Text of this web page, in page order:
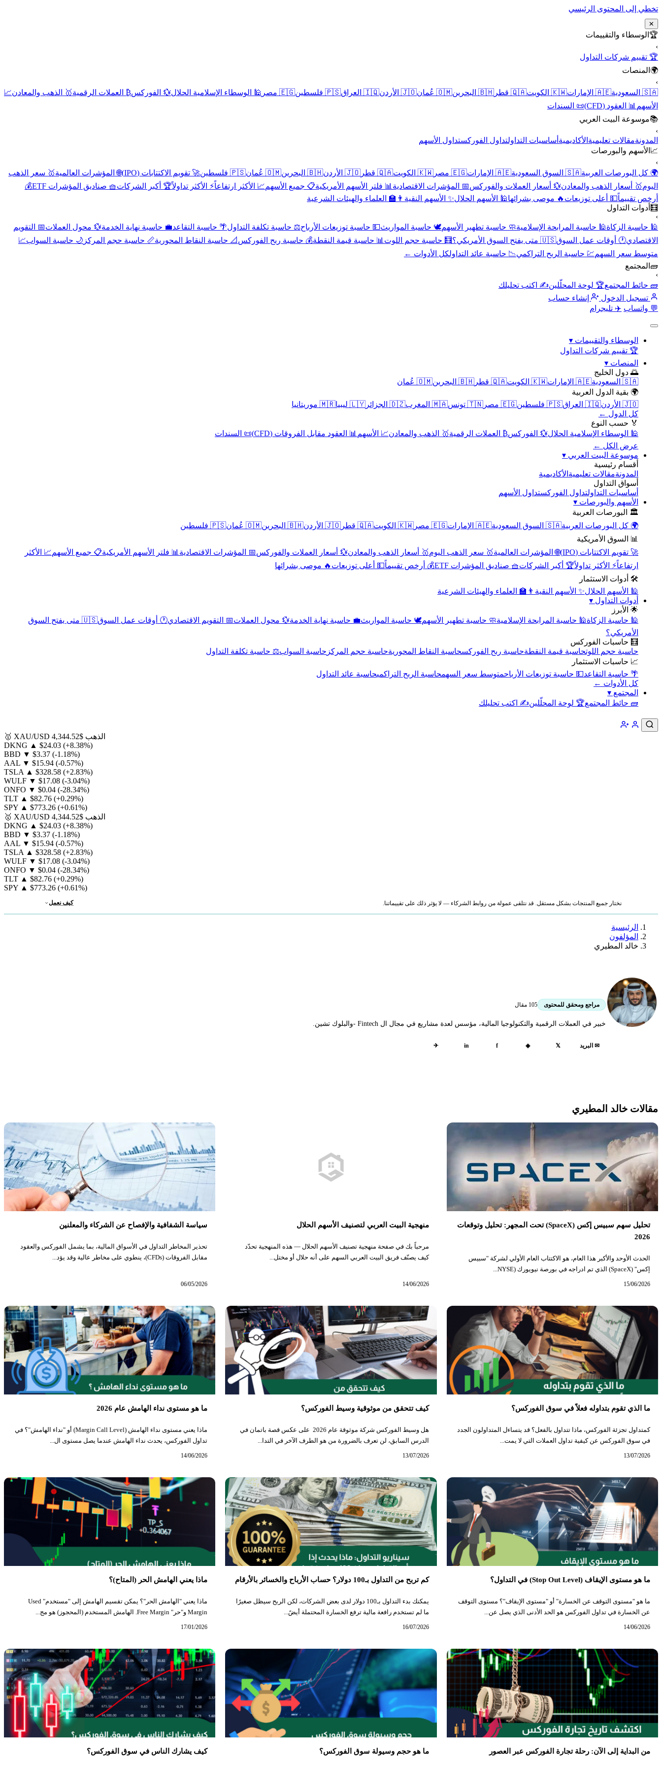
تخطي إلى المحتوى الرئيسي
✕
🏆 الوسطاء والتقييمات
›
🏆 تقييم شركات التداول
🌍 المنصات
›
🇸🇦 السعودية
🇦🇪 الإمارات 🇰🇼 الكويت 🇶🇦 قطر 🇧🇭 البحرين 🇴🇲 عُمان 🇯🇴 الأردن 🇮🇶 العراق 🇵🇸 فلسطين 🇪🇬 مصر 🕌 الوسطاء الإسلامية الحلال💱 الفوركس₿ العملات الرقمية🥇 الذهب والمعادن📈
الأسهم 📊 العقود (CFD)
📜 السندات
📚موسوعة البيت العربي
›
المدونةمقالات تعليمية الأكاديمية أساسيات التداولتداول الفوركستداول الأسهم
📈 الأسهم والبورصات
›
🌍 كل البورصات العربية🇸🇦 السوق السعودية 🇦🇪 الإمارات 🇪🇬 مصر 🇰🇼 الكويت 🇶🇦 قطر 🇯🇴 الأردن 🇧🇭 البحرين 🇴🇲 عُمان 🇵🇸 فلسطين 🚀 تقويم الاكتتابات (IPO) 🌐 المؤشرات العالمية🥇 سعر الذهب
اليوم🥇 أسعار الذهب والمعادن💱 أسعار العملات والفوركس📅 المؤشرات الاقتصادية 📊 فلتر الأسهم الأمريكية📋 جميع الأسهم📈 الأكثر ارتفاعاً⚡ الأكثر تداولاً🏆 أكبر الشركات🧺 صناديق المؤشرات ETF
💰
أرخص تقييماً💵 أعلى توزيعات 🔥 موصى بشرائها🕌 الأسهم الحلال✨ الأسهم النقية 👨‍🏫 العلماء والهيئات الشرعية
🧮 أدوات التداول
›
🕌 حاسبة الزكاة🕌 حاسبة المرابحة الإسلامية🧼 حاسبة تطهير الأسهم🕊️ حاسبة المواريث💵 حاسبة توزيعات الأرباح⚖️ حاسبة تكلفة التداول🌴 حاسبة التقاعد💼 حاسبة نهاية الخدمة💱 محول العملات📅 التقويم
الاقتصادي🕐 أوقات عمل السوق🇺🇸 متى يفتح السوق الأمريكي؟ 🧮 حاسبة حجم اللوت 📊 حاسبة قيمة النقطة💰 حاسبة ربح الفوركس 📐 حاسبة النقاط المحورية📏 حاسبة حجم المركز 🌙 حاسبة السواب📈
متوسط سعر السهم💹 حاسبة الربح التراكمي📉 حاسبة عائد التداولكل الأدوات ←
🧱 المجتمع
›
🧱 حائط المجتمع🏆 لوحة المحلّلين✍️ اكتب تحليلك
تسجيل الدخول
إنشاء حساب
💬 واتساب ✈️ تليجرام
الوسطاء والتقييمات ▾
🏆 تقييم شركات التداول
المنصات ▾
🌅 دول الخليج
🇸🇦 السعودية
🇦🇪 الإمارات 🇰🇼 الكويت 🇶🇦 قطر 🇧🇭 البحرين
🇴🇲 عُمان
🌍 بقية الدول العربية
🇯🇴 الأردن
🇮🇶 العراق 🇵🇸 فلسطين 🇪🇬 مصر 🇹🇳 تونس 🇲🇦 المغرب 🇩🇿 الجزائر 🇱🇾 ليبيا
🇲🇷 موريتانيا
كل الدول ←
🏅 حسب النوع
🕌 الوسطاء الإسلامية الحلال💱 الفوركس₿ العملات الرقمية🥇 الذهب والمعادن📈 الأسهم 📊 العقود مقابل الفروقات (CFD)
📜 السندات
عرض الكل ←
موسوعة البيت العربي ▾
أقسام رئيسية
المدونةمقالات تعليمية الأكاديمية
أسواق التداول
أساسيات التداولتداول الفوركستداول الأسهم
الأسهم والبورصات ▾
🏛️ البورصات العربية
🌍 كل البورصات العربية🇸🇦 السوق السعودية 🇦🇪 الإمارات 🇪🇬 مصر 🇰🇼 الكويت 🇶🇦 قطر 🇯🇴 الأردن 🇧🇭 البحرين 🇴🇲 عُمان
🇵🇸 فلسطين
📊 السوق الأمريكية
🚀 تقويم الاكتتابات (IPO)
🌐 المؤشرات العالمية🥇 سعر الذهب اليوم🥇 أسعار الذهب والمعادن💱 أسعار العملات والفوركس📅 المؤشرات الاقتصادية 📊 فلتر الأسهم الأمريكية📋 جميع الأسهم📈 الأكثر
ارتفاعاً⚡ الأكثر تداولاً🏆 أكبر الشركات🧺 صناديق المؤشرات ETF 💰 أرخص تقييماً💵 أعلى توزيعات 🔥 موصى بشرائها
🛠️ أدوات الاستثمار
🕌 الأسهم الحلال✨ الأسهم النقية 👨‍🏫 العلماء والهيئات الشرعية
أدوات التداول ▾
🌟 الأبرز
🕌 حاسبة الزكاة🕌 حاسبة المرابحة الإسلامية🧼 حاسبة تطهير الأسهم🕊️ حاسبة المواريث💼 حاسبة نهاية الخدمة💱 محول العملات📅 التقويم الاقتصادي🕐 أوقات عمل السوق
🇺🇸 متى يفتح السوق
الأمريكي؟
🧮 حاسبات الفوركس
حاسبة حجم اللوتحاسبة قيمة النقطةحاسبة ربح الفوركسحاسبة النقاط المحوريةحاسبة حجم المركز حاسبة السواب⚖️ حاسبة تكلفة التداول
📈 حاسبات الاستثمار
🌴 حاسبة التقاعد💵 حاسبة توزيعات الأرباحمتوسط سعر السهمحاسبة الربح التراكميحاسبة عائد التداول
كل الأدوات ←
المجتمع ▾
🧱 حائط المجتمع🏆 لوحة المحلّلين✍️ اكتب تحليلك
🥇 XAU/USD الذهب $4,344.52
DKNG ▲ $24.03 (+8.38%)
BBD ▼ $3.37 (-1.18%)
AAL ▼ $15.94 (-0.57%)
TSLA ▲ $328.58 (+2.83%)
WULF ▼ $17.08 (-3.04%)
ONFO ▼ $0.04 (-28.34%)
TLT ▲ $82.76 (+0.29%)
SPY ▲ $773.26 (+0.61%)
🥇 XAU/USD الذهب $4,344.52
DKNG ▲ $24.03 (+8.38%)
BBD ▼ $3.37 (-1.18%)
AAL ▼ $15.94 (-0.57%)
TSLA ▲ $328.58 (+2.83%)
WULF ▼ $17.08 (-3.04%)
ONFO ▼ $0.04 (-28.34%)
TLT ▲ $82.76 (+0.29%)
SPY ▲ $773.26 (+0.61%)
نختار جميع المنتجات بشكل مستقل. قد نتلقى عمولة من روابط الشركاء — لا يؤثر ذلك على تقييماتنا. كيف نعمل
الرئيسية
المؤلفون
خالد المطيري
مراجع ومحقق للمحتوى 105 مقال
خبير في العملات الرقمية والتكنولوجيا المالية، مؤسس لعدة مشاريع في مجال ال Fintech -والبلوك تشين.
✉ البريد 𝕏
◈
f
in
✈
مقالات خالد المطيري
تحليل سهم سبيس إكس (SpaceX) تحت المجهر: تحليل وتوقعات
2026
الحدث الأوحد والأكبر هذا العام، هو الاكتتاب العام الأولي لشركة "سبيس
إكس" (SpaceX) الذي تم ادراجه في بورصة نيويورك (NYSE...
15/06/2026
منهجية البيت العربي لتصنيف الأسهم الحلال
مرحباً بك في صفحة منهجية تصنيف الأسهم الحلال — هذه المنهجية تحدّد
كيف يصنّف فريق البيت العربي السهم على أنه حلال أو مختل...
14/06/2026
سياسة الشفافية والإفصاح عن الشركاء والمعلنين
تحذير المخاطر التداول في الأسواق المالية، بما يشمل الفوركس والعقود
مقابل الفروقات (CFDs)، ينطوي على مخاطر عالية وقد يؤد...
06/05/2026
ما الذي تقوم بتداوله فعلاً في سوق الفوركس؟
كمتداول تجزئة الفوركس، ماذا تتداول بالفعل؟ قد يتساءل المتداولون الجدد
في سوق الفوركس عن كيفية تداول العملات التي لا يمت...
13/07/2026
كيف تتحقق من موثوقية وسيط الفوركس؟
هل وسيط الفوركس شركة موثوقة عام 2026 على عكس قصة باتمان في
الدرس السابق، لن تعرف بالضرورة من هو الطرف الآخر في التدا...
13/07/2026
ما هو مستوى نداء الهامش عام 2026
ماذا يعني مستوى نداء الهامش (Margin Call Level) أو "نداء الهامش"؟ في
تداول الفوركس، يحدث نداء الهامش عندما يصل مستوى ال...
14/06/2026
ما هو مستوى الإيقاف (Stop Out Level) في التداول؟
ما هو "مستوى التوقف عن الخسارة" أو "مستوى الإيقاف"؟ مستوى التوقف
عن الخسارة في تداول الفوركس هو الحد الأدنى الذي يصل عن...
14/06/2026
كم تربح من التداول بـ100 دولار؟ حساب الأرباح والخسائر بالأرقام
يمكنك بدء التداول بـ100 دولار لدى بعض الشركات، لكن الربح سيظل صغيرًا
ما لم تستخدم رافعة مالية ترفع الخسارة المحتملة أيضً...
16/07/2026
ماذا يعني الهامش الحر (المتاح)؟
ماذا يعني "الهامش الحر"؟ يمكن تقسيم الهامش إلى "مستخدم" Used
Margin و"حر" Free Margin. الهامش المستخدم (المحجوز) هو مج...
17/01/2026
من البداية إلى الآن: رحلة تجارة الفوركس عبر العصور ما هو حجم وسيولة سوق الفوركس؟ كيف يشارك الناس في سوق الفوركس؟